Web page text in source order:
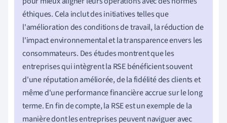
éthiques. Cela inclut des initiatives telles que
l'amélioration des conditions de travail, la réduction de
l'impact environnemental et la transparence envers les
consommateurs. Des études montrent que les
entreprises qui intègrent la RSE bénéficient souvent
d'une réputation améliorée, de la fidélité des clients et
même d'une performance financière accrue sur le long
terme. En fin de compte, la RSE est un exemple de la
manière dont les entreprises peuvent naviguer avec